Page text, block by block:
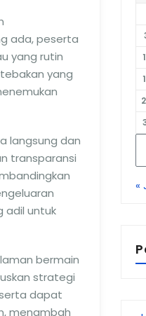
ada, peserta
yang rutin
yang
langsung dan
transparansi
adil untuk
bermain
strategi
dapat
menambah
«